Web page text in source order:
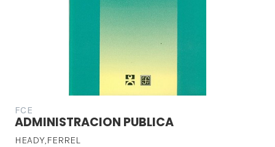
FCE
ADMINISTRACION PUBLICA
HEADY,FERREL